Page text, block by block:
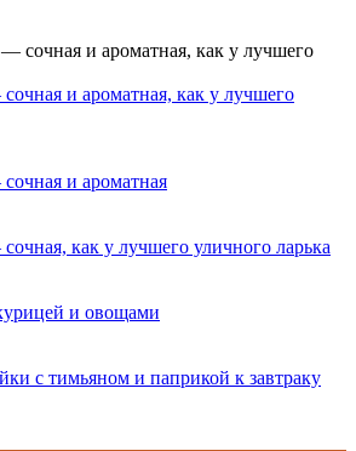
и ароматная, как у лучшего
и ароматная
как у лучшего уличного ларька
и овощами
с тимьяном и паприкой к завтраку